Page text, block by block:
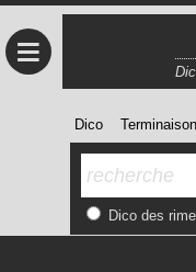
≡
Dico Terminaison
Dico des